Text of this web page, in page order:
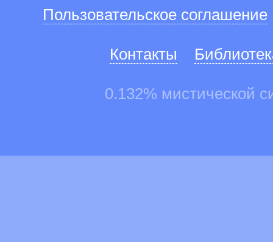
Пользовательское соглашение
Контакты
0.132% мистической